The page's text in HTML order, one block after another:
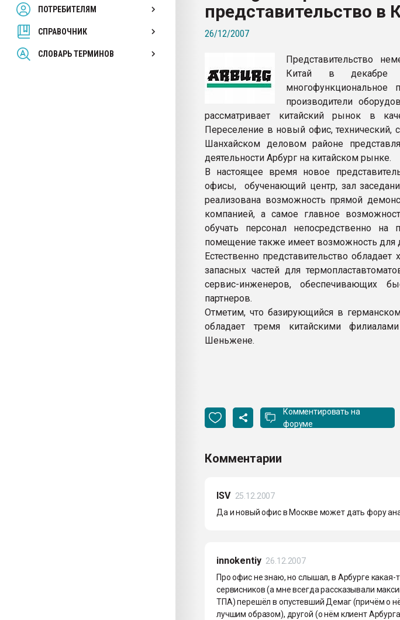
ПОТРЕБИТЕЛЯМ
СПРАВОЧНИК
СЛОВАРЬ ТЕРМИНОВ
Armaloy PC/ABS-1IM черный цвет
представительство в
26/12/2007
Представительство
Китай в декабре
производители
рассматривает китайский рынок в
Переселение в новый офис, технический,
Шанхайском деловом районе
деятельности Арбург на китайском рынке.
В настоящее время новое
офисы, обученающий центр, зал
реализована возможность прямой
компанией, а самое главное
обучать персонал непосредственно
помещение также имеет возможность для
Естественно представительство
запасных частей для
сервис-инженеров, обеспечивающих
партнеров.
Отметим, что базирующийся в
обладает тремя китайскими
Шеньжене.
Комментировать на
форуме
Комментарии
ISV 25.12.2007
Да и новый офис в Москве может дать фору
innokentiy 26.12.2007
Про офис не знаю, но слышал, в Арбурге какая-
сервисников (а мне всегда рассказывали
ТПА) перешёл в опустевший Демаг (причём о
лучшим образом), другой (о нём клиент